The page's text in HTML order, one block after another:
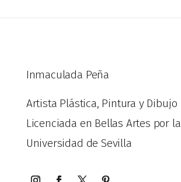
Inmaculada Peña
Artista Plástica, Pintura y Dibujo
Licenciada en Bellas Artes por la
Universidad de Sevilla